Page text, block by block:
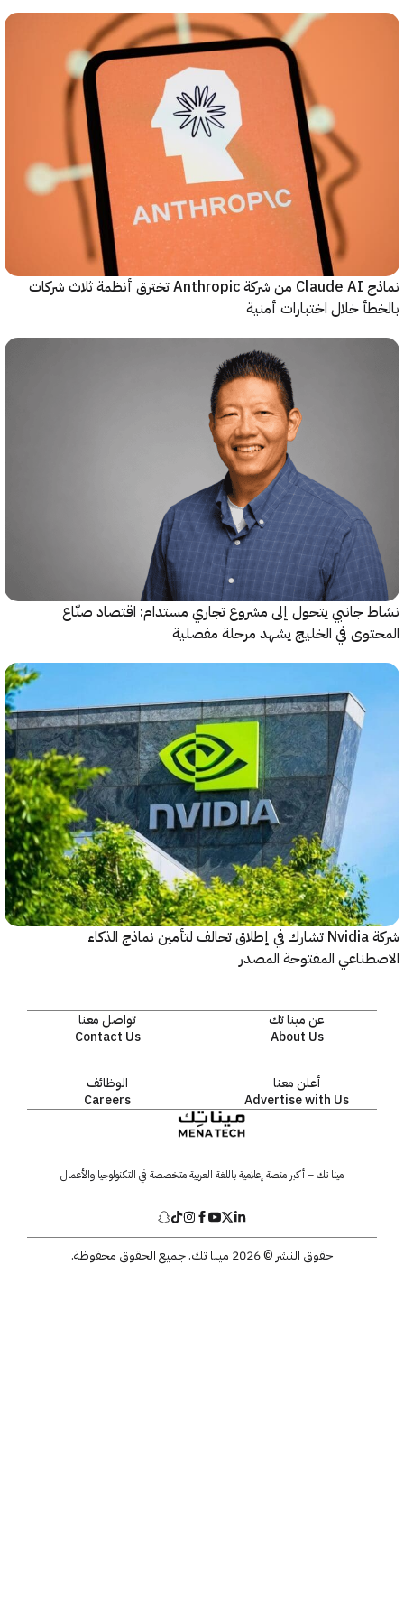
نماذج Claude AI من شركة Anthropic تخترق أنظمة ثلاث شركات
خلال اختبارات أمنية
جانبي يتحول إلى مشروع تجاري مستدام: اقتصاد صنّاع
في الخليج يشهد مرحلة مفصلية
شركة Nvidia تشارك في إطلاق تحالف لتأمين نماذج الذكاء
المفتوحة المصدر
عن مينا تك
About Us
تواصل معنا
Contact Us
أعلن معنا
Advertise with Us
الوظائف
Careers
مينا تك – أكبر منصة إعلامية باللغة العربية متخصصة في التكنولوجيا والأعمال
حقوق النشر © 2026 مينا تك. جميع الحقوق محفوظة.